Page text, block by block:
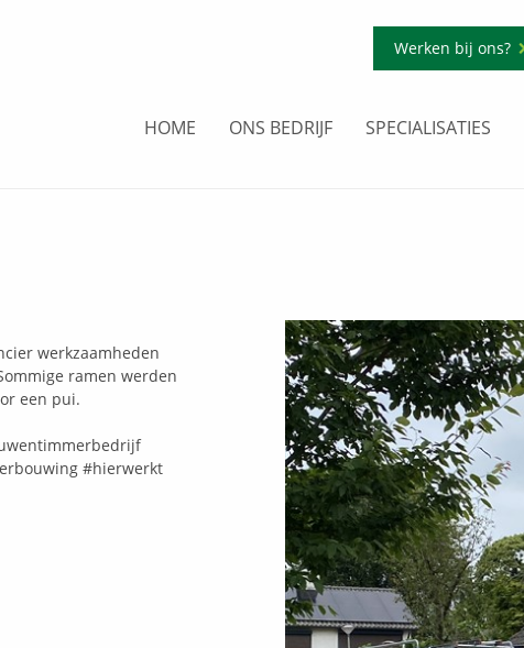
Werken bij ons?
HOME ONS BEDRIJF SPECIALISATIES
werkzaamheden
ramen werden
een pui.
#hierwerkt